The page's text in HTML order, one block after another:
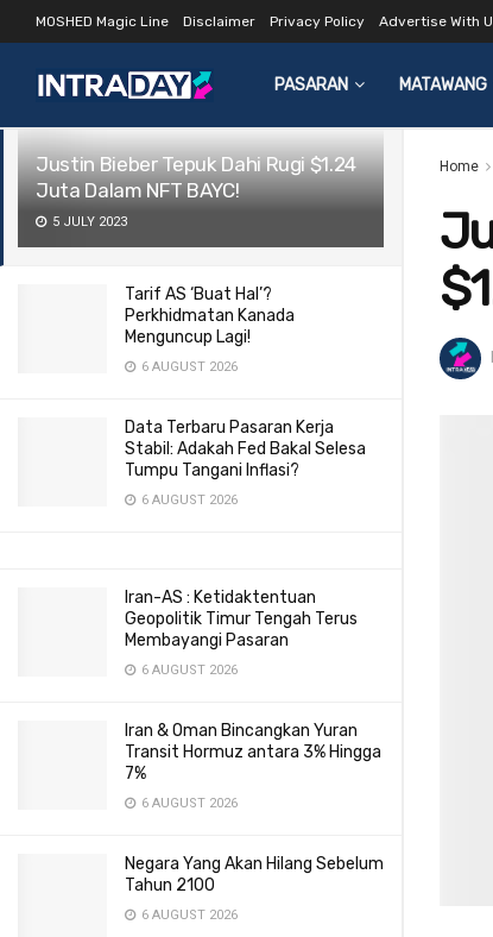
LATEST TRENDING Filter
Justin Bieber Tepuk Dahi Rugi $1.24
Juta Dalam NFT BAYC!
5 JULY 2023
Tarif AS ‘Buat Hal’?
Perkhidmatan Kanada
Menguncup Lagi!
6 AUGUST 2026
Data Terbaru Pasaran Kerja
Stabil: Adakah Fed Bakal Selesa
Tumpu Tangani Inflasi?
6 AUGUST 2026
Iran-AS : Ketidaktentuan
Geopolitik Timur Tengah Terus
Membayangi Pasaran
6 AUGUST 2026
Iran & Oman Bincangkan Yuran
Transit Hormuz antara 3% Hingga
7%
6 AUGUST 2026
Negara Yang Akan Hilang Sebelum
Tahun 2100
6 AUGUST 2026
MOSHED Magic Line Disclaimer Privacy Policy Advertise With
PASARAN MATAWANG
Home